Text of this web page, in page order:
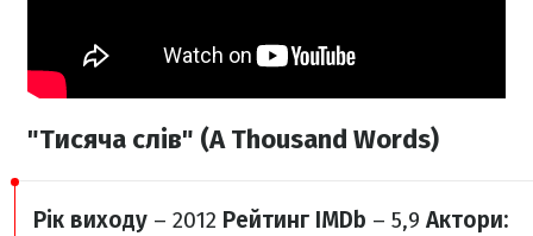
"Тисяча слів" (A Thousand Words)
Рік виходу – 2012 Рейтинг IMDb – 5,9 Актори: